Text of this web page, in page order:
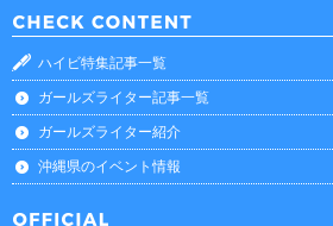
ハイビ特集記事一覧
ガールズライター記事一覧
ガールズライター紹介
沖縄県のイベント情報